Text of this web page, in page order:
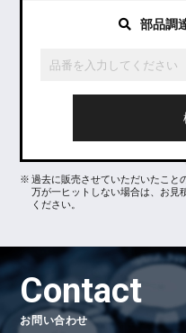
部品調
過去に販売させていただいたこと
万が一ヒットしない場合は、お見
ください。
Contact
お問い合わせ